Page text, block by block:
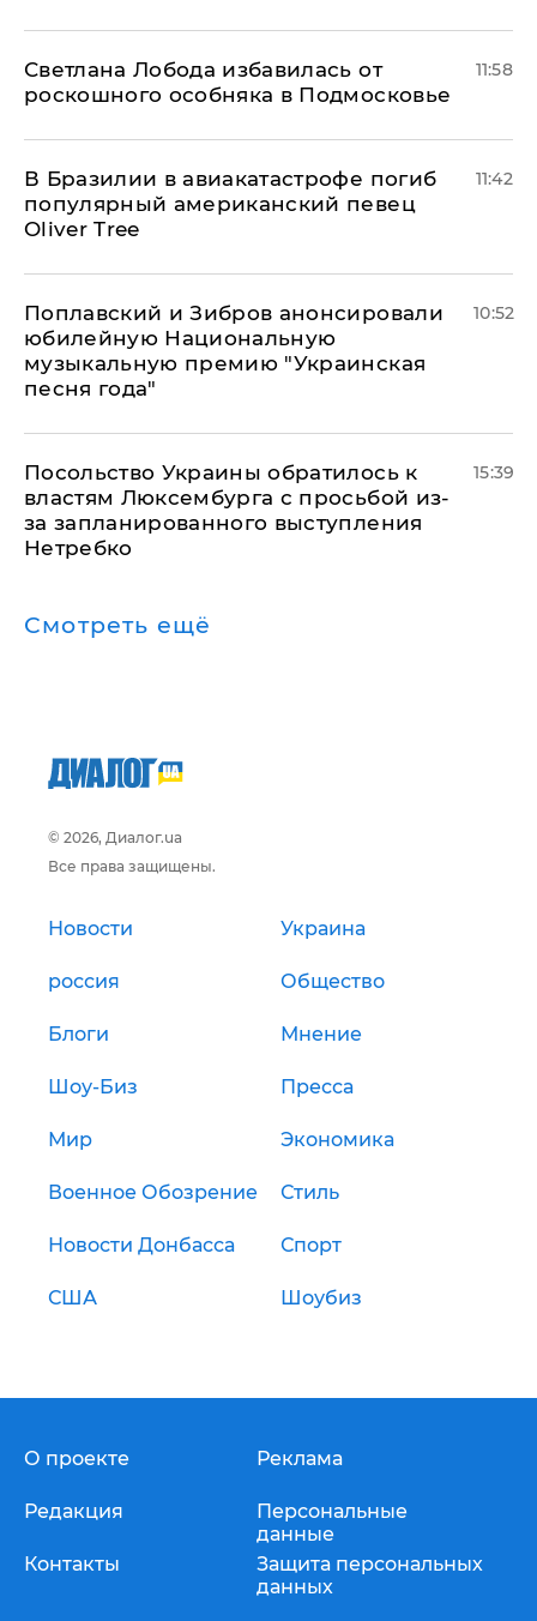
Светлана Лобода избавилась от
роскошного особняка в Подмосковье
11:58
В Бразилии в авиакатастрофе погиб
популярный американский певец
Oliver Tree
11:42
Поплавский и Зибров анонсировали
юбилейную Национальную
музыкальную премию "Украинская
песня года"
10:52
Посольство Украины обратилось к
властям Люксембурга с просьбой из-
за запланированного выступления
Нетребко
15:39
Смотреть ещё
© 2026, Диалог.ua
Все права защищены.
Новости Украина
россия Общество
Блоги Мнение
Шоу-Биз Пресса
Мир Экономика
Военное Обозрение Стиль
Новости Донбасса Спорт
США Шоубиз
О проекте
Редакция
Контакты
Реклама
Персональные
данные
Защита персональных
данных